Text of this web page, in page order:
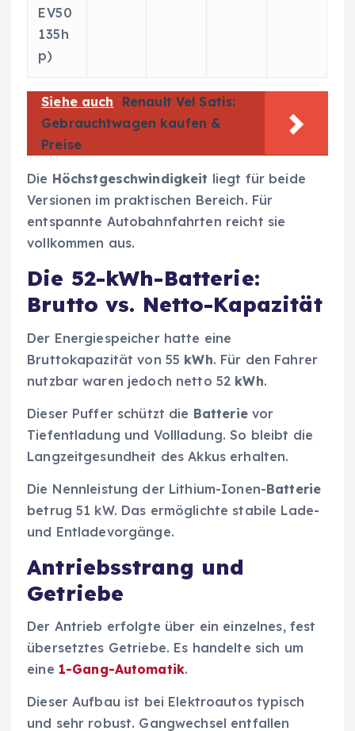
EV50
135h
p)
Siehe auch
Renault Vel Satis:
Gebrauchtwagen kaufen &
Preise
Die Höchstgeschwindigkeit liegt für beide
Versionen im praktischen Bereich. Für
entspannte Autobahnfahrten reicht sie
vollkommen aus.
Die 52-kWh-Batterie:
Brutto vs. Netto-Kapazität
Der Energiespeicher hatte eine
Bruttokapazität von 55 kWh. Für den Fahrer
nutzbar waren jedoch netto 52 kWh.
Dieser Puffer schützt die Batterievor
Tiefentladung und Vollladung. So bleibt die
Langzeitgesundheit des Akkus erhalten.
Die Nennleistung der Lithium-Ionen-Batterie
betrug 51 kW. Das ermöglichte stabile Lade-
und Entladevorgänge.
Antriebsstrang und
Getriebe
Der Antrieb erfolgte über ein einzelnes, fest
übersetztes Getriebe. Es handelte sich um
eine 1-Gang-Automatik.
Dieser Aufbau ist bei Elektroautos typisch
und sehr robust. Gangwechsel entfallen